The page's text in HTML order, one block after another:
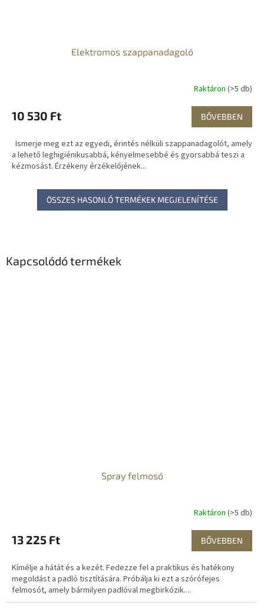
Kapcsolódó termékek
Spray felmosó
Raktáron (>5 db)
13 225 Ft BŐVEBBEN
Kímélje a hátát és a kezét. Fedezze fel a praktikus és hatékony
megoldást a padló tisztítására. Próbálja ki ezt a szórófejes
felmosót, amely bármilyen padlóval megbirkózik....
Elektromos szappanadagoló
Raktáron (>5 db)
10 530 Ft BŐVEBBEN
Ismerje meg ezt az egyedi, érintés nélküli szappanadagolót, amely
a lehető leghigiénikusabbá, kényelmesebbé és gyorsabbá teszi a
kézmosást. Érzékeny érzékelőjének...
ÖSSZES HASONLÓ TERMÉKEK MEGJELENÍTÉSE